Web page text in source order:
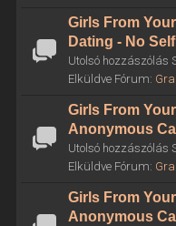
Girls From
Dating - No
Utolsó hozzászólás
Elküldve Fórum:
Girls From
Anonymous
Utolsó hozzászólás
Elküldve Fórum:
Girls From
Anonymous